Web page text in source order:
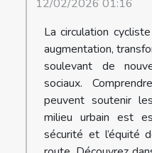
12/02/2026 01:16
La circulation
augmentation,
soulevant de
sociaux.
peuvent soutenir
milieu urbain est
sécurité et l’équité